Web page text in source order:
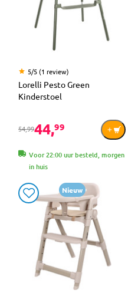
5/5 (1 review)
Lorelli Pesto Green
Kinderstoel
54,9944,99
Voor 22:00 uur besteld, morgen
in huis
Nieuw